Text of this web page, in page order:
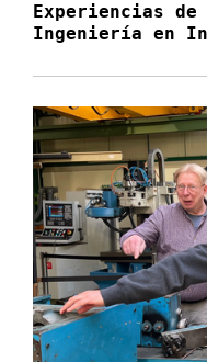
Experiencias
Ingeniería en